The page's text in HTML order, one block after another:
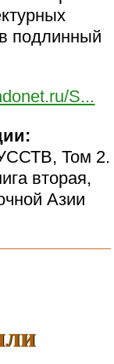
подлинный
S...
Том 2.
вторая,
Азии